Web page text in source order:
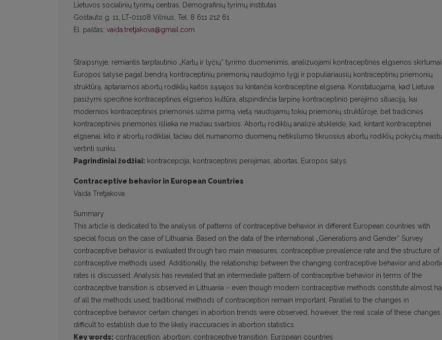
Lietuvos socialinių tyrimų centras, Demografinių tyrimų institutas
Goštauto g. 11, LT-01108 Vilnius. Tel. 8 611 212 61
El. paštas: vaida.tretjakova@gmail.com
Straipsnyje, remiantis tarptautinio „Kartų ir lyčių“ tyrimo duomenimis, analizuojami kontraceptinės elgsenos skirtumai
Europos šalyse pagal bendrą kontraceptinių priemonių naudojimo lygį ir populiariausių kontraceptinių priemonių
struktūrą, aptariamos abortų rodiklių kaitos sąsajos su kintančia kontraceptine elgsena. Konstatuojama, kad Lietuva
pasižymi specifine kontraceptinės elgsenos kultūra, atspindinčia tarpinę kontraceptinio perėjimo situaciją, kai
modernios kontraceptinės priemonės užima pirmą vietą naudojamų tokių priemonių struktūroje, bet tradicinės
kontraceptinės priemonės išlieka ne mažiau svarbios. Abortų rodiklių analizė atskleidė, kad, kintant kontraceptinei
elgsenai, kito ir abortų rodikliai, tačiau dėl numanomo duomenų netikslumo tikruosius abortų rodiklių pokyčių
vertinti sunku.
Pagrindiniai žodžiai: kontracepcija, kontraceptinis perėjimas, abortas, Europos šalys.
Contraceptive behavior in European Countries
Vaida Tretjakova
Summary
This article is dedicated to the analysis of patterns of contraceptive behavior in different European countries with
special focus on the case of Lithuania. Based on the data of the international „Generations and Gender“ Survey
contraceptive behavior is evaluated through two main measures: contraceptive prevalence rate and the structure of
contraceptive methods used. Additionally, the relationship between the changing contraceptive behavior and
rates is discussed. Analysis has revealed that an intermediate pattern of contraceptive behavior in terms of the
contraceptive transition is observed in Lithuania – even though modern contraceptive methods constitute almost
of all the methods used, traditional methods of contraception remain important. Parallel to the changes in
contraceptive behavior certain changes in abortion trends were observed, however, the real scale of these changes
difficult to establish due to the likely inaccuracies in abortion statistics.
Key words: contraception, abortion, contraceptive transition, European countries